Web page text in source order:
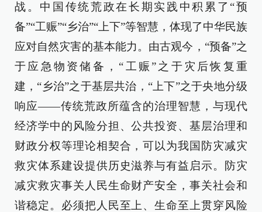
战。中国传统荒政在长期实践中积累了“预
备”“工赈”“乡治”“上下”等智慧，体现了中华民族
应对自然灾害的基本能力。由古观今，“预备”之
于应急物资储备，“工赈”之于灾后恢复重
建，“乡治”之于基层共治，“上下”之于央地分级
响应——传统荒政所蕴含的治理智慧，与现代
经济学中的风险分担、公共投资、基层治理和
财政分权等理论相契合，可以为我国防灾减灾
救灾体系建设提供历史滋养与有益启示。防灾
减灾救灾事关人民生命财产安全，事关社会和
谐稳定。必须把人民至上、生命至上贯穿风险